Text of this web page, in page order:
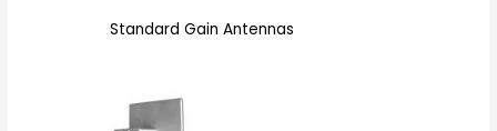
Standard Gain Antennas